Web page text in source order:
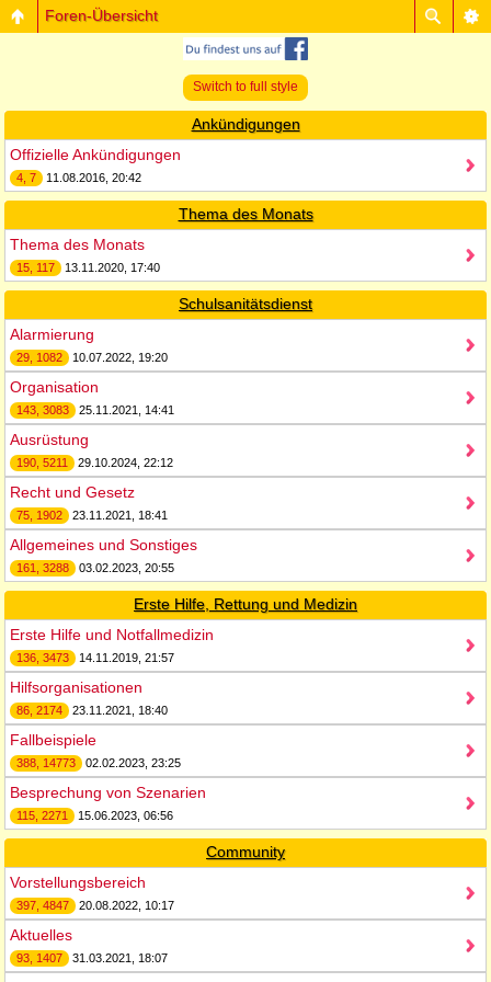
Foren-Übersicht
Switch to full style
Ankündigungen
Offizielle Ankündigungen
4, 7 11.08.2016, 20:42
Thema des Monats
Thema des Monats
15, 117 13.11.2020, 17:40
Schulsanitätsdienst
Alarmierung
29, 1082 10.07.2022, 19:20
Organisation
143, 3083 25.11.2021, 14:41
Ausrüstung
190, 5211 29.10.2024, 22:12
Recht und Gesetz
75, 1902 23.11.2021, 18:41
Allgemeines und Sonstiges
161, 3288 03.02.2023, 20:55
Erste Hilfe, Rettung und Medizin
Erste Hilfe und Notfallmedizin
136, 3473 14.11.2019, 21:57
Hilfsorganisationen
86, 2174 23.11.2021, 18:40
Fallbeispiele
388, 14773 02.02.2023, 23:25
Besprechung von Szenarien
115, 2271 15.06.2023, 06:56
Community
Vorstellungsbereich
397, 4847 20.08.2022, 10:17
Aktuelles
93, 1407 31.03.2021, 18:07